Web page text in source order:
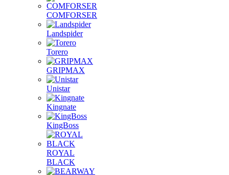
COMFORSER
Landspider
Torero
GRIPMAX
Unistar
Kingnate
KingBoss
ROYAL
BLACK